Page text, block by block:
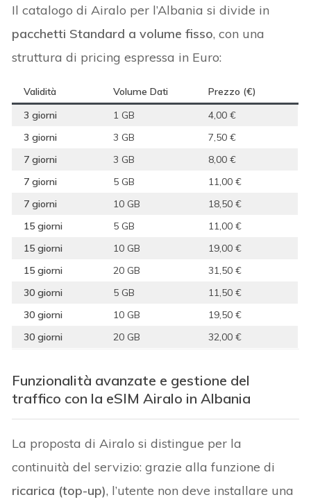
Il catalogo di Airalo per l’Albania si divide in
pacchetti Standard a volume fisso, con una
struttura di pricing espressa in Euro:
Validità Volume Dati
Prezzo (€)
3 giorni
1 GB
4,00 €
3 giorni
3 GB
7,50 €
7 giorni
3 GB
8,00 €
7 giorni
5 GB
11,00 €
7 giorni
10 GB
18,50 €
15 giorni
5 GB
11,00 €
15 giorni
10 GB
19,00 €
15 giorni
20 GB
31,50 €
30 giorni
5 GB
11,50 €
30 giorni
10 GB
19,50 €
30 giorni
20 GB 32,00 €
Funzionalità avanzate e gestione del
traffico con la eSIM Airalo in Albania
La proposta di Airalo si distingue per la
continuità del servizio: grazie alla funzione di
ricarica (top-up), l’utente non deve installare una